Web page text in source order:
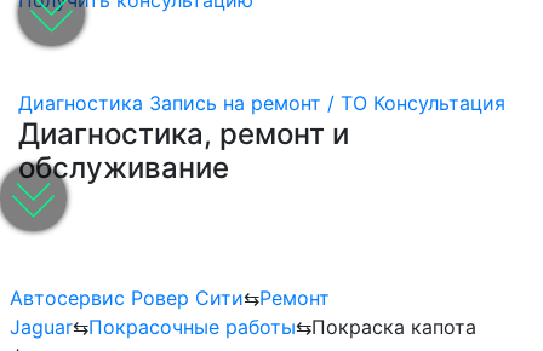
Диагностика Запись на ремонт / ТО Консультация
Диагностика, ремонт и
обслуживание
Автосервис Ровер Сити⇆Ремонт
Jaguar⇆Покрасочные работы⇆Покраска капота